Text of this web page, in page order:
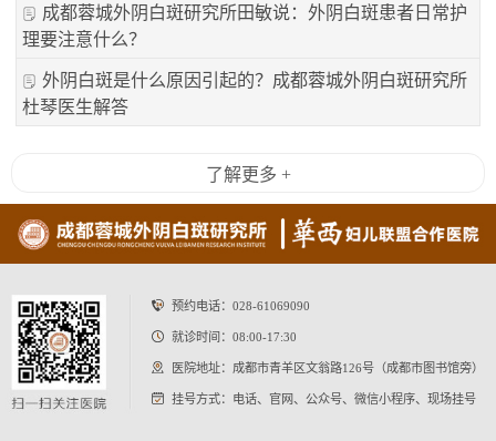
成都蓉城外阴白斑研究所田敏说：外阴白斑患者日常护
理要注意什么？
外阴白斑是什么原因引起的？成都蓉城外阴白斑研究所
杜琴医生解答
了解更多 +
预约电话： 028-61069090
就诊时间：08:00-17:30
医院地址：成都市青羊区文翁路126号（成都市图书馆旁）
挂号方式：电话、官网、公众号、微信小程序、现场挂号